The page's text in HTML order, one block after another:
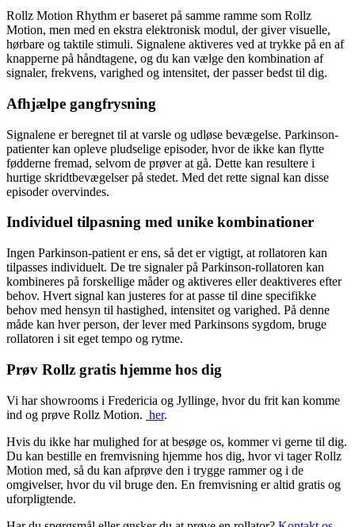
Rollz Motion Rhythm er baseret på samme ramme som Rollz
Motion, men med en ekstra elektronisk modul, der giver visuelle,
hørbare og taktile stimuli. Signalene aktiveres ved at trykke på en af
knapperne på håndtagene, og du kan vælge den kombination af
signaler, frekvens, varighed og intensitet, der passer bedst til dig.
Afhjælpe gangfrysning
Signalene er beregnet til at varsle og udløse bevægelse. Parkinson-
patienter kan opleve pludselige episoder, hvor de ikke kan flytte
fødderne fremad, selvom de prøver at gå. Dette kan resultere i
hurtige skridtbevægelser på stedet. Med det rette signal kan disse
episoder overvindes.
Individuel tilpasning med unike kombinationer
Ingen Parkinson-patient er ens, så det er vigtigt, at rollatoren kan
tilpasses individuelt. De tre signaler på Parkinson-rollatoren kan
kombineres på forskellige måder og aktiveres eller deaktiveres efter
behov. Hvert signal kan justeres for at passe til dine specifikke
behov med hensyn til hastighed, intensitet og varighed. På denne
måde kan hver person, der lever med Parkinsons sygdom, bruge
rollatoren i sit eget tempo og rytme.
Prøv Rollz gratis hjemme hos dig
Vi har showrooms i Fredericia og Jyllinge, hvor du frit kan komme
ind og prøve Rollz Motion. her.
Hvis du ikke har mulighed for at besøge os, kommer vi gerne til dig.
Du kan bestille en fremvisning hjemme hos dig, hvor vi tager Rollz
Motion med, så du kan afprøve den i trygge rammer og i de
omgivelser, hvor du vil bruge den. En fremvisning er altid gratis og
uforpligtende.